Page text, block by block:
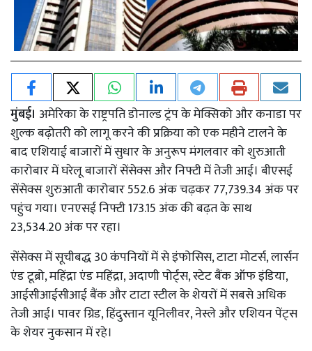
मुंबई। अमेरिका के राष्ट्रपति डोनाल्ड ट्रंप के मेक्सिको और कनाडा पर
शुल्क बढ़ोतरी को लागू करने की प्रक्रिया को एक महीने टालने के
बाद एशियाई बाजारों में सुधार के अनुरूप मंगलवार को शुरुआती
कारोबार में घरेलू बाजारों सेंसेक्स और निफ्टी में तेजी आई। बीएसई
सेंसेक्स शुरुआती कारोबार 552.6 अंक चढ़कर 77,739.34 अंक पर
पहुंच गया। एनएसई निफ्टी 173.15 अंक की बढ़त के साथ
23,534.20 अंक पर रहा।
सेंसेक्स में सूचीबद्ध 30 कंपनियों में से इंफोसिस, टाटा मोटर्स, लार्सन
एंड टूब्रो, महिंद्रा एंड महिंद्रा, अदाणी पोर्ट्स, स्टेट बैंक ऑफ इंडिया,
आईसीआईसीआई बैंक और टाटा स्टील के शेयरों में सबसे अधिक
तेजी आई। पावर ग्रिड, हिंदुस्तान यूनिलीवर, नेस्ले और एशियन पेंट्स
के शेयर नुकसान में रहे।